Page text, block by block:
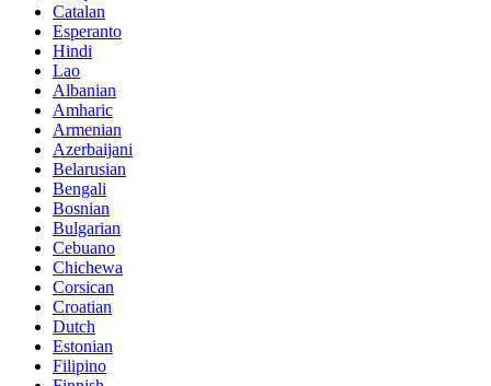
Catalan
Esperanto
Hindi
Lao
Albanian
Amharic
Armenian
Azerbaijani
Belarusian
Bengali
Bosnian
Bulgarian
Cebuano
Chichewa
Corsican
Croatian
Dutch
Estonian
Filipino